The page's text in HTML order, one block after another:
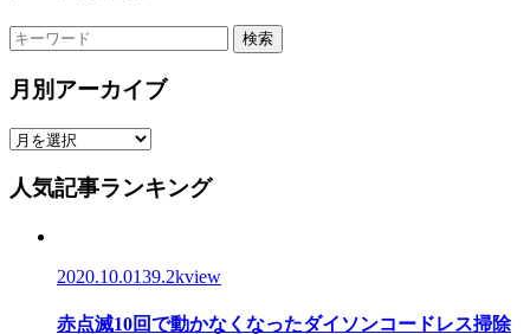
検索
月別アーカイブ
人気記事ランキング
2020.10.0139.2kview
赤点滅10回で動かなくなったダイソンコードレス掃除